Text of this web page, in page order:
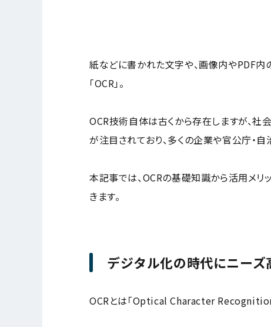
紙などに書かれた文字や、画像内やPDF内
「OCR」。
OCR技術自体は古くから存在しますが、
が注目されており、多くの企業や官公庁・
本記事では、OCRの基礎知識から活用メリ
きます。
デジタル化の時代にニー
OCRとは「Optical Character Recognition